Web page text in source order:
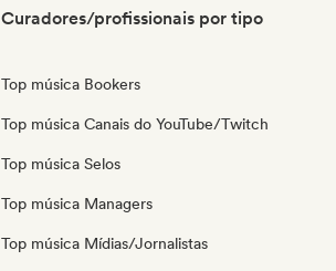
Curadores/profissionais por tipo
Top música Bookers
Top música Canais do YouTube/Twitch
Top música Selos
Top música Managers
Top música Mídias/Jornalistas